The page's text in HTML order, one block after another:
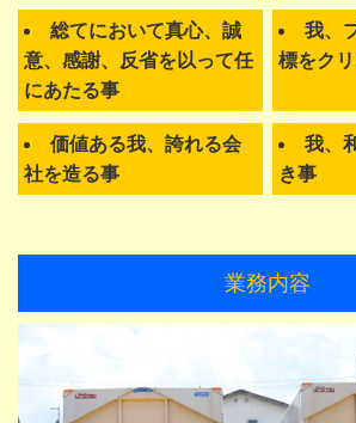
総てにおいて真心、誠
意、感謝、反省を以って任
にあたる事
我、
標をク
価値ある我、誇れる会
社を造る事
我、
き事
業務内容